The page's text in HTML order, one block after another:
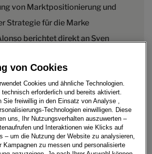
von Marktpositionierung und
Strategie für die Marke
berichtet direkt an Sven
bei der SEAT S.A.
Alonso zum SEAT Brand Officer
neu geschaffenen Position ist die
weiteren Erfolg der Marke
von Cookies
Cookies und ähnliche Technologien.
technisch erforderlich und bereits aktiviert.
Sie freiwillig in den Einsatz von Analyse ,
Technologien einwilligen. Diese
uns, Ihr Nutzungsverhalten auszuwerten –
und Interaktionen wie Klicks auf
– um die Nutzung der Website zu analysieren,
Kampagnen zu messen und personalisierte